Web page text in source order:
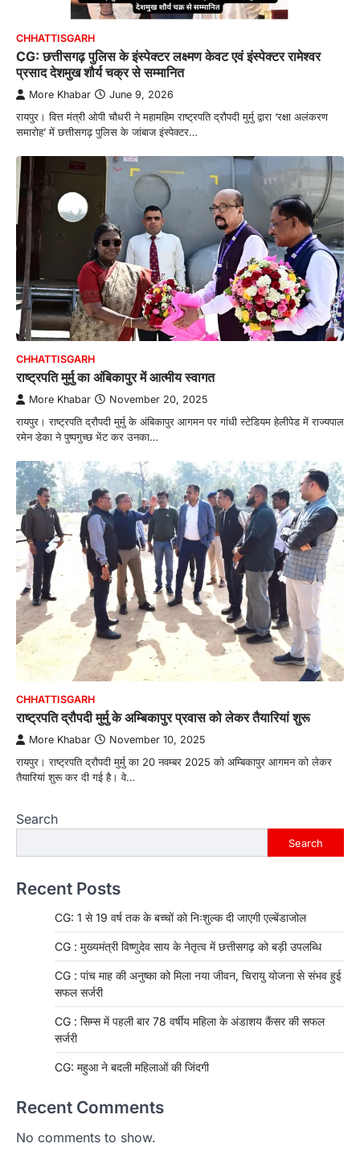
CHHATTISGARH
CG: छत्तीसगढ़ पुलिस के इंस्पेक्टर लक्ष्मण केवट एवं इंस्पेक्टर रामेश्वर
प्रसाद देशमुख शौर्य चक्र से सम्मानित
More Khabar June 9, 2026
रायपुर। वित्त मंत्री ओपी चौधरी ने महामहिम राष्ट्रपति द्रौपदी मुर्मु द्वारा ‘रक्षा अलंकरण
समारोह’ में छत्तीसगढ़ पुलिस के जांबाज इंस्पेक्टर…
CHHATTISGARH
राष्ट्रपति मुर्मु का अंबिकापुर में आत्मीय स्वागत
More Khabar November 20, 2025
रायपुर। राष्ट्रपति द्रौपदी मुर्मु के अंबिकापुर आगमन पर गांधी स्टेडियम हेलीपेड में राज्यपाल
रमेन डेका ने पुष्पगुच्छ भेंट कर उनका…
CHHATTISGARH
राष्ट्रपति द्रौपदी मुर्मु के अम्बिकापुर प्रवास को लेकर तैयारियां शुरू
More Khabar November 10, 2025
रायपुर। राष्ट्रपति द्रौपदी मुर्मु का 20 नवम्बर 2025 को अम्बिकापुर आगमन को लेकर
तैयारियां शुरू कर दी गई है। वे…
Search
Search
Recent Posts
CG: 1 से 19 वर्ष तक के बच्चों को निःशुल्क दी जाएगी एल्बेंडाजोल
CG : मुख्यमंत्री विष्णुदेव साय के नेतृत्व में छत्तीसगढ़ को बड़ी उपलब्धि
CG : पांच माह की अनुष्का को मिला नया जीवन, चिरायु योजना से संभव हुई
सफल सर्जरी
CG : सिम्स में पहली बार 78 वर्षीय महिला के अंडाशय कैंसर की सफल
सर्जरी
CG: महुआ ने बदली महिलाओं की जिंदगी
Recent Comments
No comments to show.